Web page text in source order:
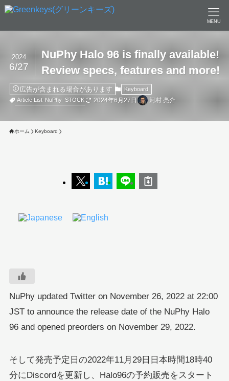
MENU
NuPhy Halo 96 is finally available!
Review specs, features and more!
2024
6/27
広告が含まれる場合があります
Keyboard
Article List
NuPhy STOCK 2024年6月27日 河村 亮介
ホーム Keyboard
NuPhy updated Twitter on November 26, 2022 at 22:00
JST to announce the release date of the NuPhy Halo
96 and opened preorders on November 29, 2022.
そして発売予定日の2022年11月29日日本時間18時40
分にDiscordを更新し、Halo96の予約販売をスタート